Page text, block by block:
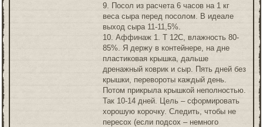
9. Посол из расчета 6 часов на 1 кг
веса сыра перед посолом. В идеале
выход сыра 11-11,5%.
10. Аффинаж 1. Т 12С, влажность 80-
85%. Я держу в контейнере, на дне
пластиковая крышка, дальше
дренажный коврик и сыр. Пять дней без
крышки, перевороты каждый день.
Потом прикрыла крышкой неполностью.
Так 10-14 дней. Цель – сформировать
хорошую корочку. Следить, чтобы не
пересох (если подсох – немного